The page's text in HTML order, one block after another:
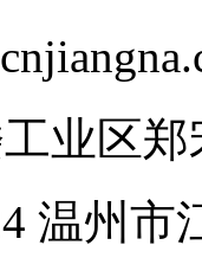
业区郑
温州